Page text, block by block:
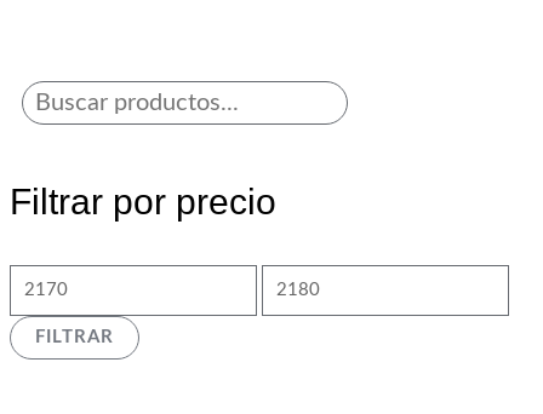
Filtrar por precio
FILTRAR